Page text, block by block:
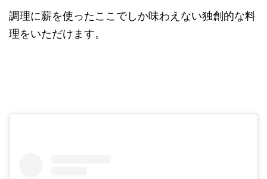
調理に薪を使ったここでしか味わえない独創的な料
理をいただけます。